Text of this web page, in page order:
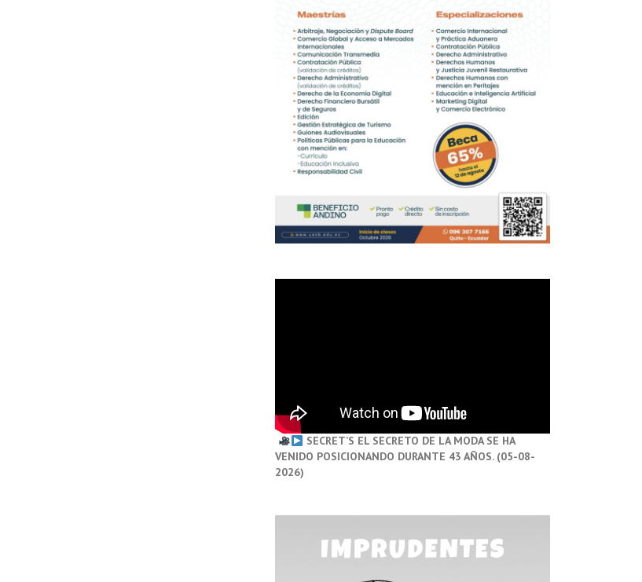
SECRET’S EL SECRETO DE LA MODA SE HA
VENIDO POSICIONANDO DURANTE 43 AÑOS. (05-08-
2026)